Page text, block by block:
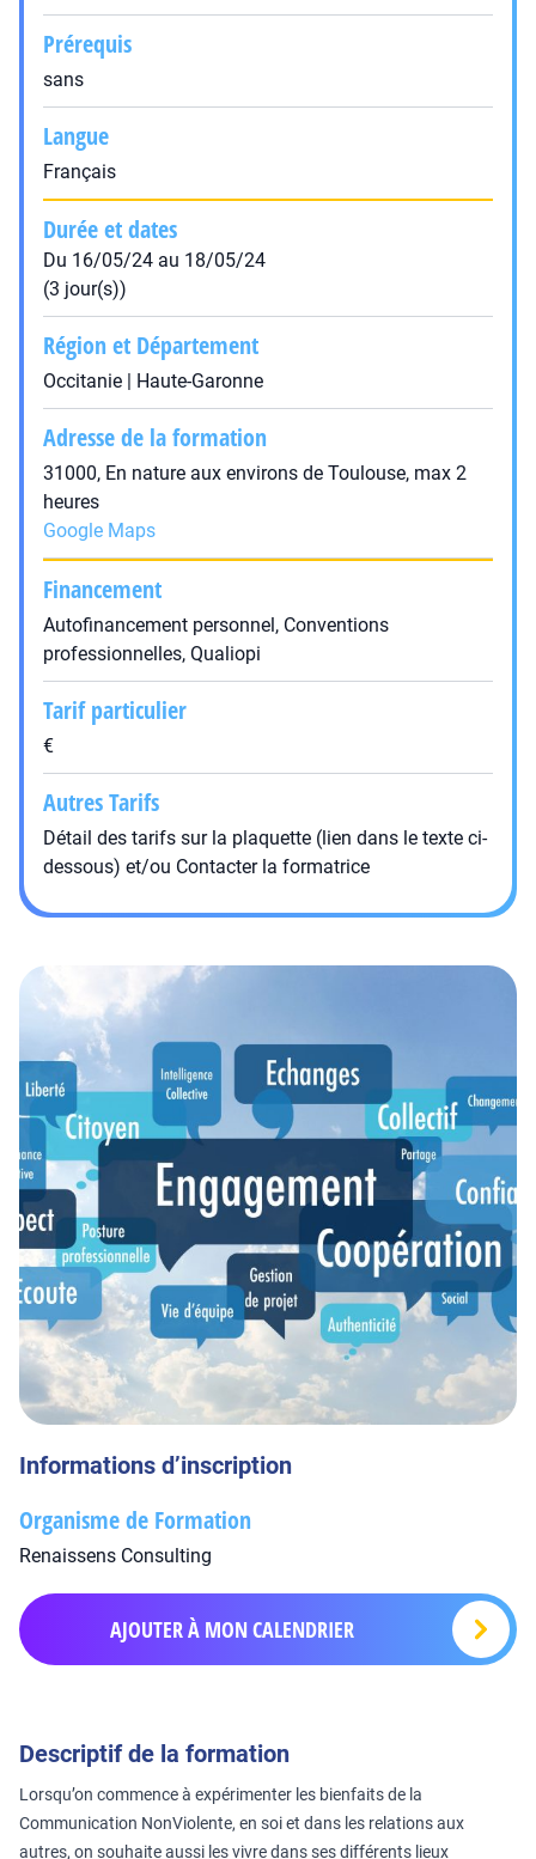
Prérequis
sans
Langue
Français
Durée et dates
Du 16/05/24 au 18/05/24
(3 jour(s))
Région et Département
Occitanie | Haute-Garonne
Adresse de la formation
31000, En nature aux environs de Toulouse, max 2
heures
Google Maps
Financement
Autofinancement personnel, Conventions
professionnelles, Qualiopi
Tarif particulier
€
Autres Tarifs
Détail des tarifs sur la plaquette (lien dans le texte ci-
dessous) et/ou Contacter la formatrice
Informations d’inscription
Organisme de Formation
Renaissens Consulting
AJOUTER À MON CALENDRIER
Descriptif de la formation
Lorsqu’on commence à expérimenter les bienfaits de la
Communication NonViolente, en soi et dans les relations aux
autres, on souhaite aussi les vivre dans ses différents lieux